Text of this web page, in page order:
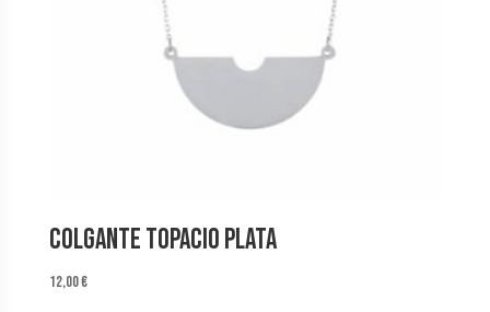
Colgante Topacio Plata
12,00€